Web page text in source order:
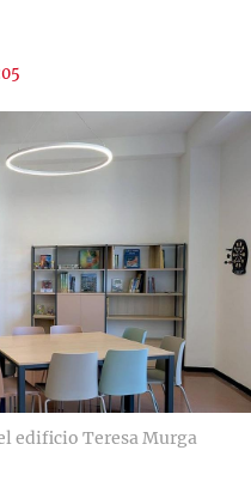
edificio Teresa Murga